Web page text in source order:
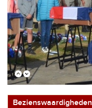
Bezienswaardigheden